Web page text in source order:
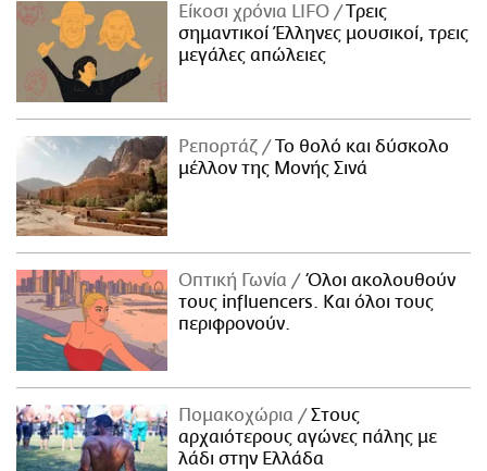
Είκοσι χρόνια LIFO
Tρεις
σημαντικοί Έλληνες μουσικοί, τρεις
μεγάλες απώλειες
Ρεπορτάζ
Το θολό και δύσκολο
μέλλον της Μονής Σινά
Οπτική Γωνία
Όλοι ακολουθούν
τους influencers. Και όλοι τους
περιφρονούν.
Πομακοχώρια
Στους
αρχαιότερους αγώνες πάλης με
λάδι στην Ελλάδα